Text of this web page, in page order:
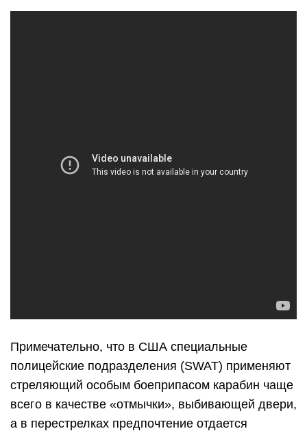
Примечательно, что в США специальные
полицейские подразделения (SWAT) применяют
стреляющий особым боеприпасом карабин чаще
всего в качестве «отмычки», выбивающей двери,
а в перестрелках предпочтение отдается